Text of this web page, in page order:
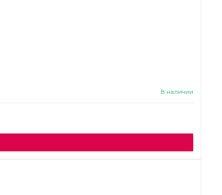
В наличии